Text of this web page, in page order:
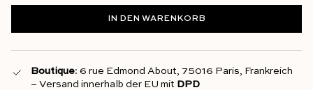
IN DEN WARENKORB
Boutique: 6 rue Edmond About, 75016 Paris, Frankreich
– Versand innerhalb der EU mit DPD